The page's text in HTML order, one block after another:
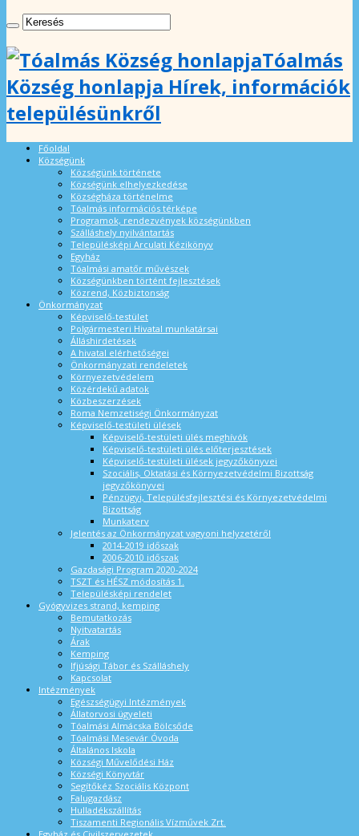
Tóalmás
Község honlapja Hírek, információk
településünkről
Főoldal
Községünk
Községünk története
Községünk elhelyezkedése
Községháza történelme
Tóalmás információs térképe
Programok, rendezvények községünkben
Szálláshely nyilvántartás
Településképi Arculati Kézikönyv
Egyház
Tóalmási amatőr művészek
Községünkben történt fejlesztések
Közrend, Közbiztonság
Önkormányzat
Képviselő-testület
Polgármesteri Hivatal munkatársai
Álláshirdetések
A hivatal elérhetőségei
Önkormányzati rendeletek
Környezetvédelem
Közérdekű adatok
Közbeszerzések
Roma Nemzetiségi Önkormányzat
Képviselő-testületi ülések
Képviselő-testületi ülés meghívók
Képviselő-testületi ülés előterjesztések
Képviselő-testületi ülések jegyzőkönyvei
Szociális, Oktatási és Környezetvédelmi Bizottság
jegyzőkönyvei
Pénzügyi, Településfejlesztési és Környezetvédelmi
Bizottság
Munkaterv
Jelentés az Önkormányzat vagyoni helyzetéről
2014-2019 időszak
2006-2010 időszak
Gazdasági Program 2020-2024
TSZT és HÉSZ módosítás 1.
Településképi rendelet
Gyógyvizes strand, kemping
Bemutatkozás
Nyitvatartás
Árak
Kemping
Ifjúsági Tábor és Szálláshely
Kapcsolat
Intézmények
Egészségügyi Intézmények
Állatorvosi ügyeleti
Tóalmási Almácska Bölcsőde
Tóalmási Mesevár Óvoda
Általános Iskola
Községi Művelődési Ház
Községi Könyvtár
Segítőkéz Szociális Központ
Falugazdász
Hulladékszállítás
Tiszamenti Regionális Vízművek Zrt.